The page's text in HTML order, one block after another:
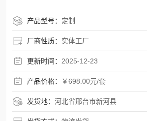
了从材料选型、加工到出厂调试的全
明无套路。一、到底是什么样的闸
选它
产品型号： 定制
厂商性质： 实体工厂
更新时间： 2025-12-23
产品价格： ￥698.00元/套
发货地：河北省邢台市新河县